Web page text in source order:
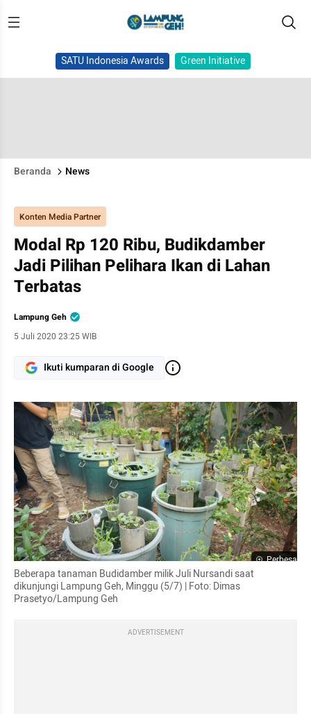
SATU Indonesia Awards Green Initiative
Beranda News
Konten Media Partner
Modal Rp 120 Ribu, Budikdamber
Jadi Pilihan Pelihara Ikan di Lahan
Terbatas
Lampung Geh
5 Juli 2020 23:25 WIB
Ikuti kumparan di Google
Perbesar
Beberapa tanaman Budidamber milik Juli Nursandi saat
dikunjungi Lampung Geh, Minggu (5/7) | Foto: Dimas
Prasetyo/Lampung Geh
ADVERTISEMENT